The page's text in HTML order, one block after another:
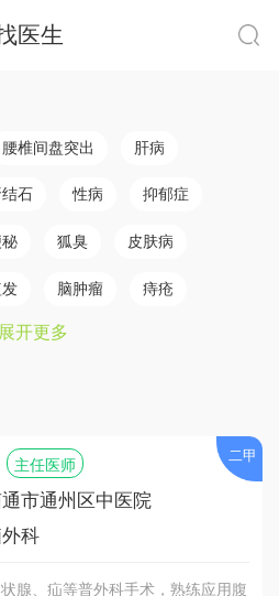
医生
腰椎间盘突出 肝病
石 性病 抑郁症
狐臭 皮肤病
脑肿瘤 痔疮
病 乳腺癌
展开更多
主任医师
市通州区中医院
科
腺、疝等普外科手术，熟练应用腹
二甲